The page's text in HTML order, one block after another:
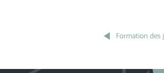
Formation des